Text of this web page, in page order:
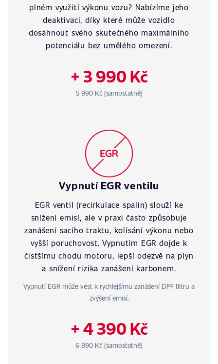
plném využití výkonu vozu? Nabízíme jeho
deaktivaci, díky které může vozidlo
dosáhnout svého skutečného maximálního
potenciálu bez umělého omezení.
+ 3 990 Kč
5 990 Kč (samostatně)
Vypnutí EGR ventilu
EGR ventil (recirkulace spalin) slouží ke
snížení emisí, ale v praxi často způsobuje
zanášení sacího traktu, kolísání výkonu nebo
vyšší poruchovost. Vypnutím EGR dojde k
čistšímu chodu motoru, lepší odezvě na plyn
a snížení rizika zanášení karbonem.
Vypnutí EGR může vést k rychlejšímu zanášení DPF filtru a
zvýšení emisí.
+ 4 390 Kč
6 890 Kč (samostatně)